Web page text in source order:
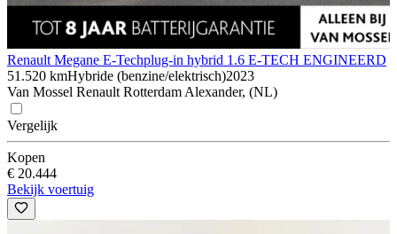
Renault Megane E-Techplug-in hybrid 1.6 E-TECH ENGINEERD
51.520 kmHybride (benzine/elektrisch)2023
Van Mossel Renault Rotterdam Alexander, (NL)
Vergelijk
Kopen
€ 20.444
Bekijk voertuig